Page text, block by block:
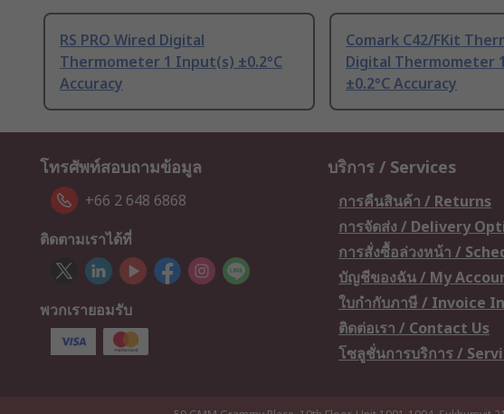
RS PRO Wired Digital
Thermometer 1 Input(s) ±0.2°C
Accuracy
Comark C42/FKit
Digital Thermometer
±0.2°C Accuracy
โทรศัพท์สอบถามข้อมูล
+66 2 648 6868
ติดตามเราได้ที่
พวกเรายอมรับ
บริการ / Services
การคืนสินค้า / Returns
การจัดส่ง / Delivery
การสั่งซื้อล่วงหน้า /
บัญชีของฉัน / My
ใบกำกับภาษี / Invoice
ติดต่อเรา / Contact Us
โซลูชั่นการบริการ /